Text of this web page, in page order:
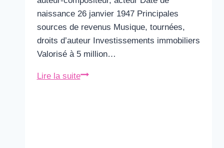
naissance 26 janvier 1947 Principales
sources de revenus Musique, tournées,
droits d’auteur Investissements immobiliers
Valorisé à 5 million…
Lire la suiteMichel